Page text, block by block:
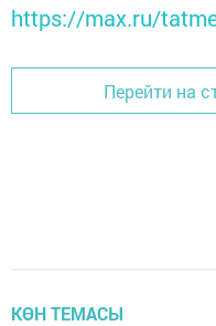
https://max.ru/
Перейти на
КӨН ТЕМАСЫ